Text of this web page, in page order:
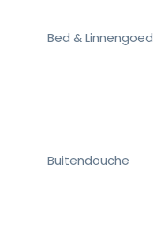
Bed & Linnengoed
Buitendouche